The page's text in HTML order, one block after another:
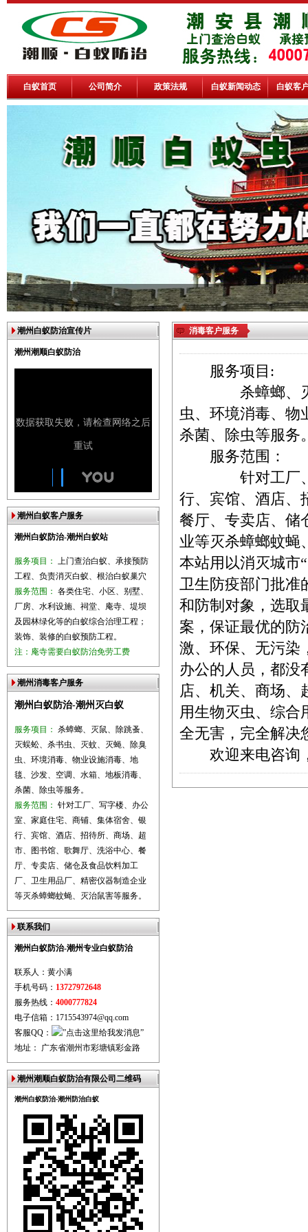
白蚁首页 公司简介 政策法规 白蚁新闻动态 白蚁客
潮州白蚁防治宣传片
潮州潮顺白蚁防治
潮州白蚁客户服务
潮州白蚁防治-潮州白蚁站
服务项目： 上门查治白蚁、承接预防
工程、负责消灭白蚁、根治白蚁巢穴
服务范围： 各类住宅、小区、别墅、
厂房、水利设施、祠堂、庵寺、堤坝
及园林绿化等的白蚁综合治理工程；
装饰、装修的白蚁预防工程。
注：庵寺需要白蚁防治免劳工费
潮州消毒客户服务
潮州白蚁防治-潮州灭白蚁
服务项目： 杀蟑螂、灭鼠、除跳蚤、
灭蜈蚣、杀书虫、灭蚊、灭蝇、除臭
虫、环境消毒、物业设施消毒、地
毯、沙发、空调、水箱、地板消毒、
杀菌、除虫等服务。
服务范围： 针对工厂、写字楼、办公
室、家庭住宅、商铺、集体宿舍、银
行、宾馆、酒店、招待所、商场、超
市、图书馆、歌舞厅、洗浴中心、餐
厅、专卖店、储仓及食品饮料加工
厂、卫生用品厂、精密仪器制造企业
等灭杀蟑螂蚊蝇、灭治鼠害等服务。
联系我们
潮州白蚁防治-潮州专业白蚁防治
联系人：黄小满
手机号码： 13727972648
服务热线： 4000777824
电子信箱：1715543974@qq.com
客服QQ：
地址： 广东省潮州市彩塘镇彩金路
潮州潮顺白蚁防治有限公司二维码
潮州白蚁防治-潮州防治白蚁
消毒客户服务
服务项目:
杀蟑螂、灭鼠
虫、环境消毒、物
杀菌、除虫等服务
服务范围：
针对工厂、写
行、宾馆、酒店、
餐厅、专卖店、储
业等灭杀蟑螂蚊蝇
本站用以消灭城市
卫生防疫部门批准
和防制对象，选取
案，保证最优的防
激、环保、无污染
办公的人员，都没
店、机关、商场、
用生物灭虫、综合
全无害，完全解决
欢迎来电咨询，